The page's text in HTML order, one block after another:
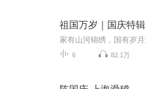
祖国万岁｜国庆特辑
6 82.1万